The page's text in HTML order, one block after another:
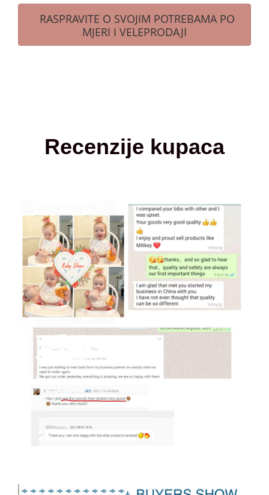
RASPRAVITE O SVOJIM POTREBAMA PO
MJERI I VELEPRODAJI
Recenzije kupaca